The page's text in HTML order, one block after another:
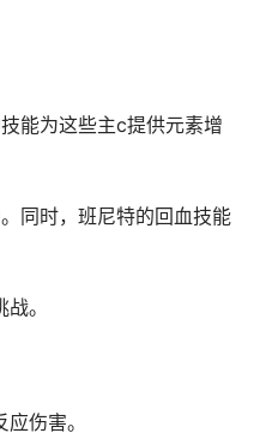
能为这些主c提供元素增
同时，班尼特的回血技能
。
伤害。